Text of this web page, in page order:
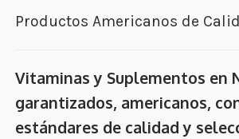
Productos Americanos de
Vitaminas y Suplementos en
garantizados, americanos,
estándares de calidad y